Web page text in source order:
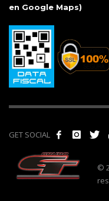
en Google Maps)
GET SOCIAL
©